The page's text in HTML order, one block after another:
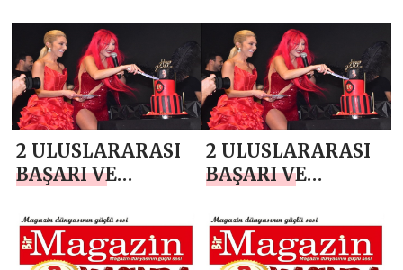
METİN ŞAVLUK
BAŞARIDAN
BAŞARIYA
KOŞUYOR
DEĞİLİM”
2 ULUSLARARASI
BAŞARI VE
ÖDÜLLERİ
DAĞITILDI
2 ULUSLARARASI
BAŞARI VE
ÖDÜLLERİ
DAĞITILDI